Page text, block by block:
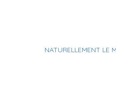
NATURELLEMENT LE